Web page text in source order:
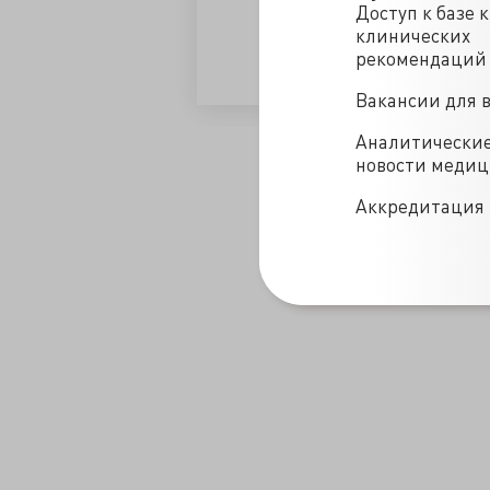
Доступ к базе
клинических
рекомендаций
Вакансии для
новости
Аккредитация
материнский потенциал
Количество детей у
лица (newsmax)
/news/zhenis_na_gubastenkoy_i_kurnosoy__budesh_schastliv-02-